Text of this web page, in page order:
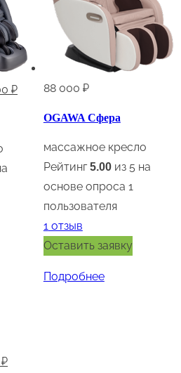
₽Текущая
000 ₽.
88 000 ₽
OGAWA Сфера
массажное кресло
Рейтинг5.00из 5 на
основе опроса 1
пользователя
1отзыв
Оставить заявку
Подробнее
₽Текущая